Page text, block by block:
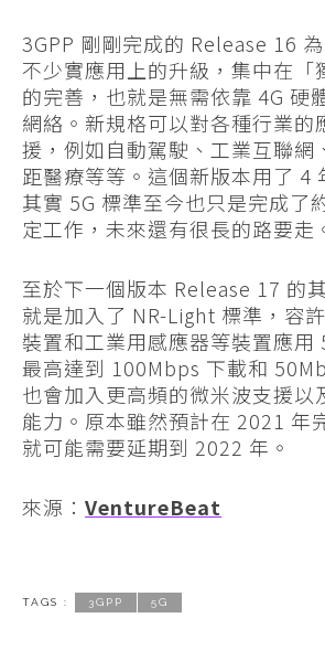
3GPP 剛剛完成的 Release 16
不少實應用上的升級，集中在「
的完善，也就是無需依靠 4G 硬
網絡。新規格可以對各種行業的
援，例如自動駕駛、工業互聯網
距醫療等等。這個新版本用了 4
其實 5G 標準至今也只是完成了
定工作，未來還有很長的路要走
至於下一個版本 Release 17 的
就是加入了 NR-Light 標準，容
裝置和工業用感應器等裝置應用
最高達到 100Mbps 下載和
也會加入更高頻的微米波支援以
能力。原本雖然預計在 2021 年
就可能需要延期到 2022 年。
來源： VentureBeat
TAGS : 3GPP 5G